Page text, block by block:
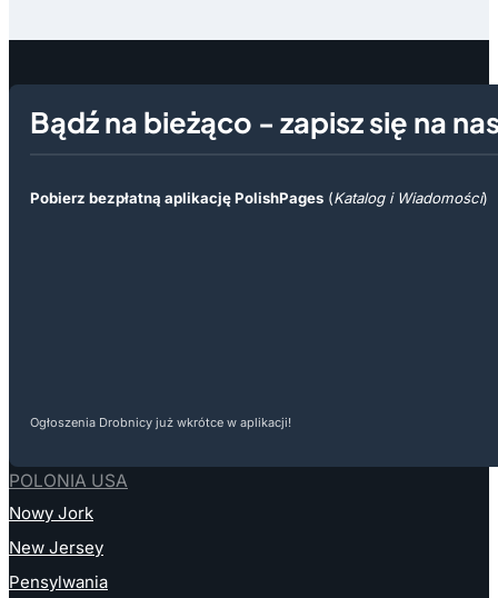
Bądź na bieżąco - zapisz się na
Pobierz bezpłatną aplikację PolishPages (Katalog i Wiadomości)
Ogłoszenia Drobnicy już wkrótce w aplikacji!
POLONIA USA
Nowy Jork
New Jersey
Pensylwania